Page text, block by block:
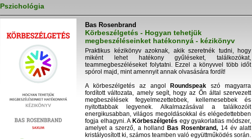
Pszichológia
Bas Rosenbrand
Körbeszélgetés - Hogyan tehetjük
megbeszéléseinket hatékonnyá - kézikönyv
Praktikus kézikönyv azoknak, akik szeretnék tudni, hogy
miként lehet hatékony gyűléseket, találkozókat,
teammegbeszéléseket folytatni. Ezzel a könyvvel több időt
spórol majd, mint amennyit annak olvasására fordít!
A körbeszélgetés az angol
Roundspeak szó magyarra
fordított változata, amely segít, hogy az Őn által szervezett
megbeszélések fegyelmezettebbek, kellemesebbek és
nyitottabbak legyenek. Alkalmazásával a találkozóit
energikusabban, világos megoldásokkal és elégedettebben
fogja elhagyni. A Körbeszélgetés egy gyakorlatias módszer,
amelyet a szerző, a holland
Bas Rosenbrand, 14 év alatt
kristályosított ki, számos teamben való együttműködés során.